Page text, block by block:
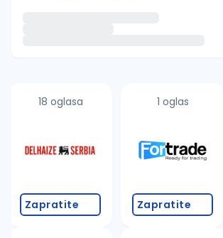
proverite pravopisne greške
promenite odabrane filtere
18 oglasa
Zapratite
1 oglas
Zapratite